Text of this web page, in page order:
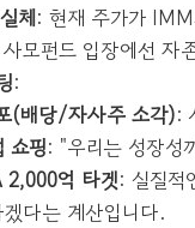
체: 현재 주가가
모펀드 입장에선 자
:
(배당/자사주 소각):
쇼핑: "우리는 성장성
2,000억 타겟: 실질적
다는 계산입니다.